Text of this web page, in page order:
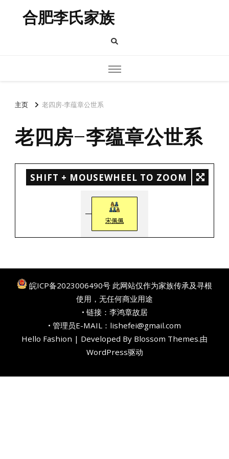
合肥李氏家族
主页 老四房-李蕴章公世系
老四房-李蕴章公世系
SHIFT + MOUSEWHEEL TO ZOOM
宋佩佩
皖ICP备2023006490号 此网站仅作为家族传承及寻根
使用，无任何商业用途
• 链接： 李鸿章故居
• 管理员E-MAIL：lishefei@gmail.com
Hello Fashion | Developed By Blossom Themes.由
WordPress驱动